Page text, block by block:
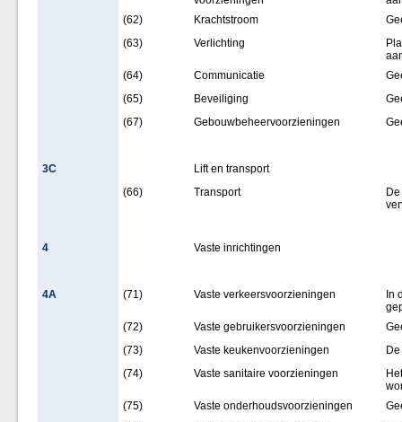
(62)
Krachtstroom
(63)
Verlichting
(64)
Communicatie
(65)
Beveiliging
(67)
Gebouwbeheervoorzieningen
3C
Lift en transport
(66)
Transport
4 Vaste inrichtingen
4A (71) Vaste verkeersvoorzieningen
In
(72)
Vaste gebruikersvoorzieningen
(73)
Vaste keukenvoorzieningen
(74)
Vaste sanitaire voorzieningen
(75)
Vaste onderhoudsvoorzieningen